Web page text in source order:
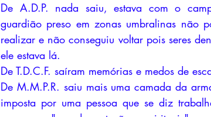
De A.D.P. nada saiu, estava com o
guardião preso em zonas umbralinas não
realizar e não conseguiu voltar pois seres
ele estava lá.
De T.D.C.F. saíram memórias e medos de
De M.M.P.R. saiu mais uma camada da
imposta por uma pessoa que se diz